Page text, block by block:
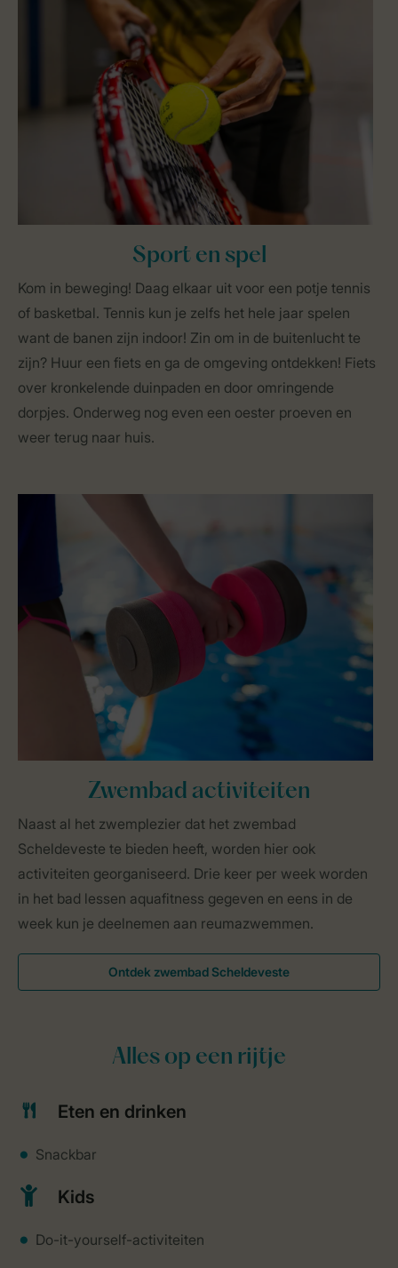
Sport en spel
Kom in beweging! Daag elkaar uit voor een potje tennis
of basketbal. Tennis kun je zelfs het hele jaar spelen
want de banen zijn indoor! Zin om in de buitenlucht te
zijn? Huur een fiets en ga de omgeving ontdekken! Fiets
over kronkelende duinpaden en door omringende
dorpjes. Onderweg nog even een oester proeven en
weer terug naar huis.
Zwembad activiteiten
Naast al het zwemplezier dat het zwembad
Scheldeveste te bieden heeft, worden hier ook
activiteiten georganiseerd. Drie keer per week worden
in het bad lessen aquafitness gegeven en eens in de
week kun je deelnemen aan reumazwemmen.
Ontdek zwembad Scheldeveste
Alles op een rijtje
Eten en drinken
Snackbar
Kids
Do-it-yourself-activiteiten